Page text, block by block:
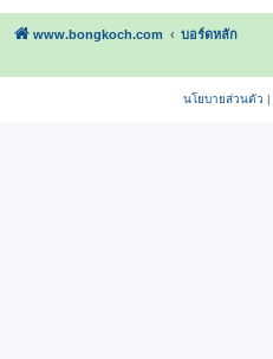
www.bongkoch.com บอร์ดหลัก
นโยบายส่วนตัว |